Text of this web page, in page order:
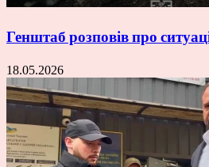
Генштаб розповів про
18.05.2026